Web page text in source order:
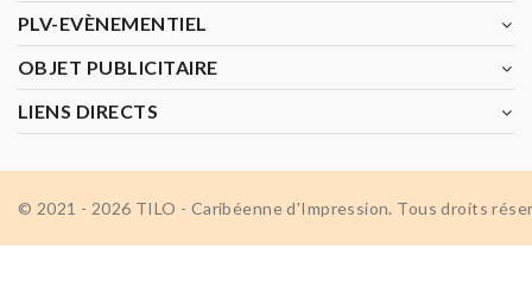
PLV-EVÈNEMENTIEL
OBJET PUBLICITAIRE
LIENS DIRECTS
© 2021 - 2026 TILO - Caribéenne d'Impression. Tous droits